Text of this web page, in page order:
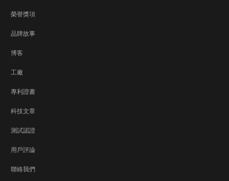
榮譽獎項
品牌故事
博客
工廠
專利證書
科技文章
測試認證
用戶評論
聯絡我們